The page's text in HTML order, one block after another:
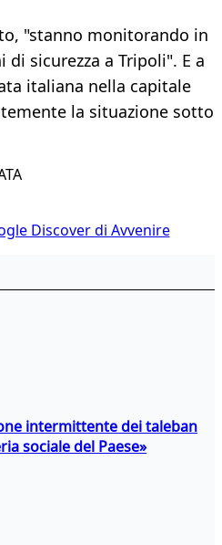
"stanno monitorando in
sicurezza a Tripoli". E a
italiana nella capitale
la situazione sotto
Discover di Avvenire
intermittente dei taleban
sociale del Paese»